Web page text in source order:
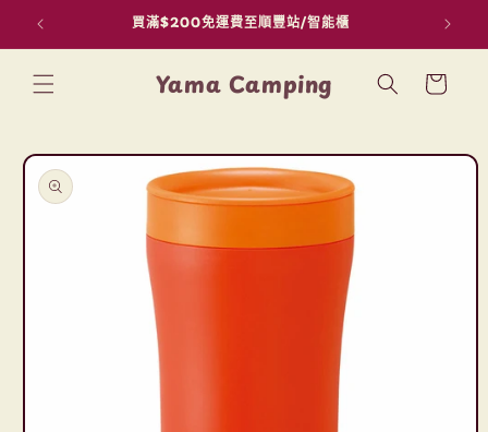
跳至內容 買滿$200免運費至順豐站/智能櫃
Yama Camping
物
資訊